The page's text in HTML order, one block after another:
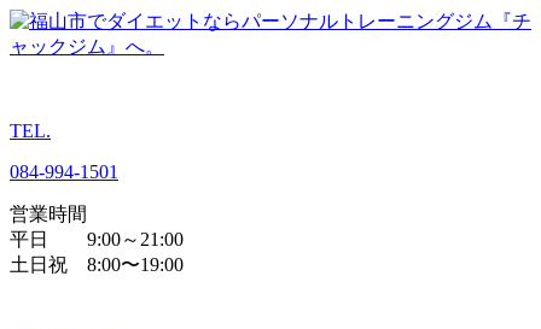
TEL.
084-994-1501
営業時間
平日 9:00～21:00
土日祝 8:00〜19:00